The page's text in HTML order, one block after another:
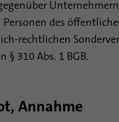
des
rechtlichen
§ 310 Abs. 1 BGB.
Annahme
die gewählten Tracking-
Die Cookies speichern
Informationen anonym und weisen
Besucher zu
Analytics